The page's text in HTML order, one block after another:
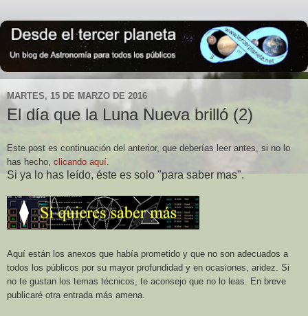
MARTES, 15 DE MARZO DE 2016
El día que la Luna Nueva brilló (2)
Este post es continuación del anterior, que deberías leer antes, si no lo
has hecho, clicando aquí.
Si ya lo has leído, éste es solo "para saber mas".
Aquí están los anexos que había prometido y que no son adecuados a
todos los públicos por su mayor profundidad y en ocasiones, aridez. Si
no te gustan los temas técnicos, te aconsejo que no lo leas. En breve
publicaré otra entrada más amena.